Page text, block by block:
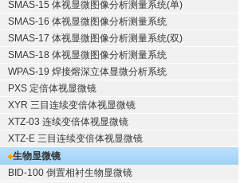
SMAS-15 体视显微图像分析测量系统(单)
SMAS-16 体视显微图像分析测量系统
SMAS-17 体视显微图像分析测量系统(双)
SMAS-18 体视显微图像分析测量系统
WPAS-19 焊接熔深立体显微分析系统
PXS 定倍体视显微镜
XYR 三目连续变倍体视显微镜
XTZ-03 连续变倍体视显微镜
XTZ-E 三目连续变倍体视显微镜
生物显微镜
BID-100 倒置相衬生物显微镜